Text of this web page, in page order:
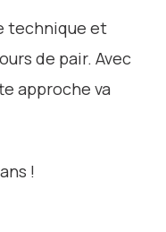
technique et
de pair. Avec
approche va
!